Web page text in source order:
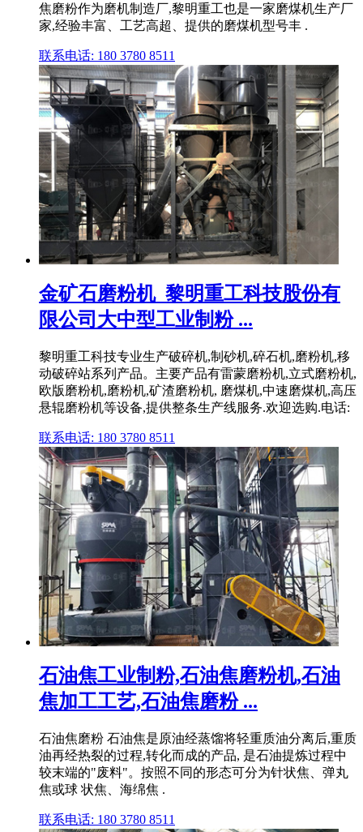
焦磨粉作为磨机制造厂,黎明重工也是一家磨煤机生产厂
家,经验丰富、工艺高超、提供的磨煤机型号丰 .
联系电话: 180 3780 8511
金矿石磨粉机_黎明重工科技股份有
限公司大中型工业制粉 ...
黎明重工科技专业生产破碎机,制砂机,碎石机,磨粉机,移
动破碎站系列产品。主要产品有雷蒙磨粉机,立式磨粉机,
欧版磨粉机,磨粉机,矿渣磨粉机, 磨煤机,中速磨煤机,高压
悬辊磨粉机等设备,提供整条生产线服务.欢迎选购.电话:
联系电话: 180 3780 8511
石油焦工业制粉,石油焦磨粉机,石油
焦加工工艺,石油焦磨粉 ...
石油焦磨粉 石油焦是原油经蒸馏将轻重质油分离后,重质
油再经热裂的过程,转化而成的产品, 是石油提炼过程中
较末端的"废料"。按照不同的形态可分为针状焦、弹丸
焦或球 状焦、海绵焦 .
联系电话: 180 3780 8511